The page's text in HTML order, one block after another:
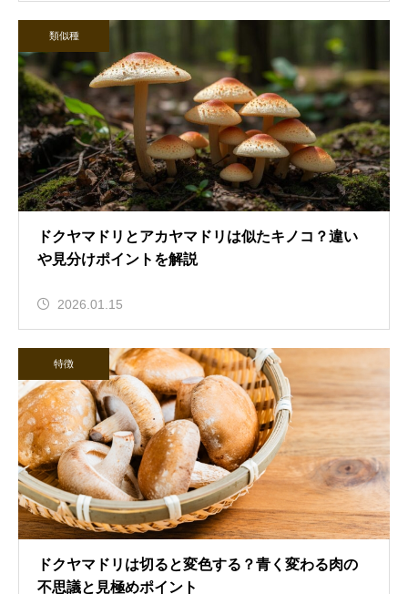
類似種
ドクヤマドリとアカヤマドリは似たキノコ？違い
や見分けポイントを解説
2026.01.15
特徴
ドクヤマドリは切ると変色する？青く変わる肉の
不思議と見極めポイント